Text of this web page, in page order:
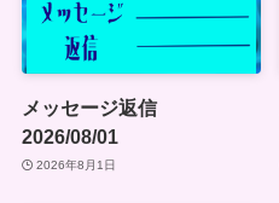
メッセージ返信
2026/08/01
2026年8月1日